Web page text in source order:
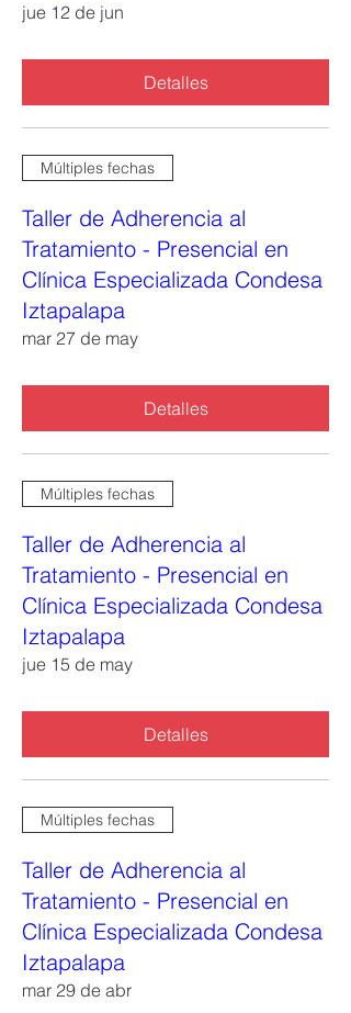
jue 12 de jun
Detalles
Múltiples fechas
Taller de Adherencia al
Tratamiento - Presencial en
Clínica Especializada Condesa
Iztapalapa
mar 27 de may
Detalles
Múltiples fechas
Taller de Adherencia al
Tratamiento - Presencial en
Clínica Especializada Condesa
Iztapalapa
jue 15 de may
Detalles
Múltiples fechas
Taller de Adherencia al
Tratamiento - Presencial en
Clínica Especializada Condesa
Iztapalapa
mar 29 de abr